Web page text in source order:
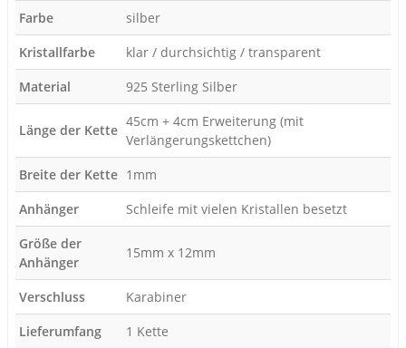
Farbe
silber
Kristallfarbe
klar / durchsichtig / transparent
Material
925 Sterling Silber
Länge der Kette
45cm + 4cm Erweiterung (mit
Verlängerungskettchen)
Breite der Kette 1mm
Anhänger
Schleife mit vielen Kristallen besetzt
Größe der
Anhänger
15mm x 12mm
Verschluss
Karabiner
Lieferumfang
1 Kette